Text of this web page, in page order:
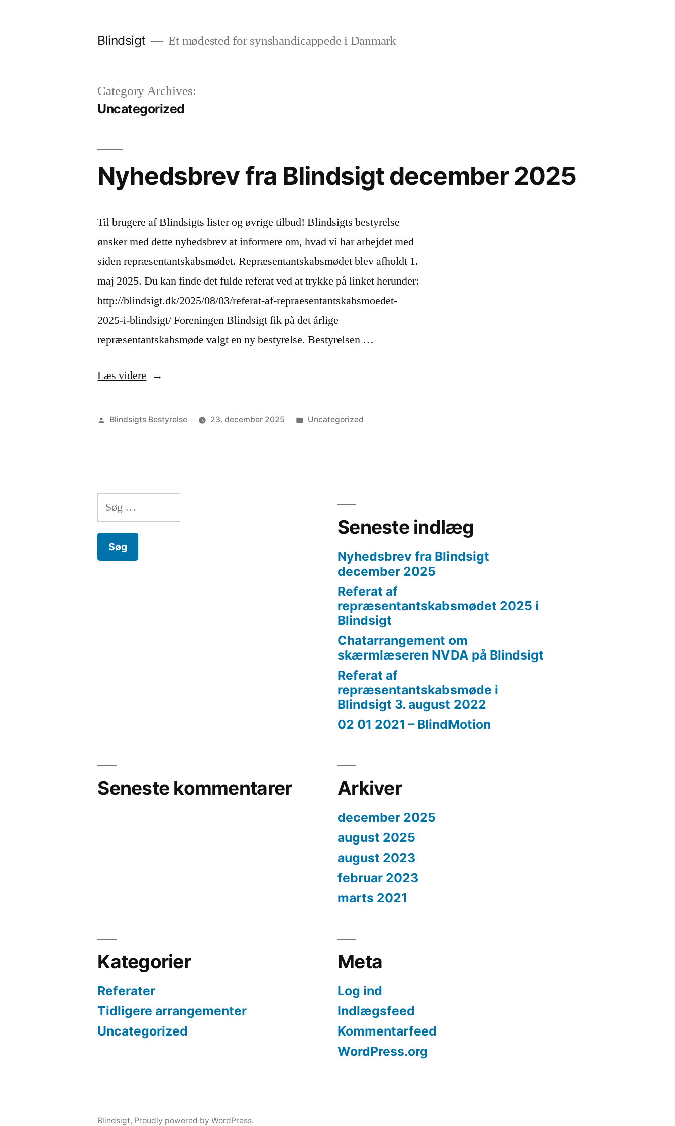
Blindsigt Et mødested for synshandicappede i Danmark
Category Archives:
Uncategorized
Nyhedsbrev fra Blindsigt december 2025
Til brugere af Blindsigts lister og øvrige tilbud! Blindsigts bestyrelse
ønsker med dette nyhedsbrev at informere om, hvad vi har arbejdet med
siden repræsentantskabsmødet. Repræsentantskabsmødet blev afholdt 1.
maj 2025. Du kan finde det fulde referat ved at trykke på linket herunder:
http://blindsigt.dk/2025/08/03/referat-af-repraesentantskabsmoedet-
2025-i-blindsigt/ Foreningen Blindsigt fik på det årlige
repræsentantskabsmøde valgt en ny bestyrelse. Bestyrelsen …
Læs videre “Nyhedsbrev
Blindsigt
Posted
Blindsigts Bestyrelse 23. december 2025
Posted
Uncategorized
Søg
efter:
Seneste indlæg
Nyhedsbrev fra Blindsigt
december 2025
Referat af
repræsentantskabsmødet 2025 i
Blindsigt
Chatarrangement om
skærmlæseren NVDA på Blindsigt
Referat af
repræsentantskabsmøde i
Blindsigt 3. august 2022
02 01 2021 – BlindMotion
Seneste kommentarer Arkiver
december 2025
august 2025
august 2023
februar 2023
marts 2021
Kategorier
Referater
Tidligere arrangementer
Uncategorized
Meta
Log ind
Indlægsfeed
Kommentarfeed
WordPress.org
Blindsigt, Proudly powered by WordPress.